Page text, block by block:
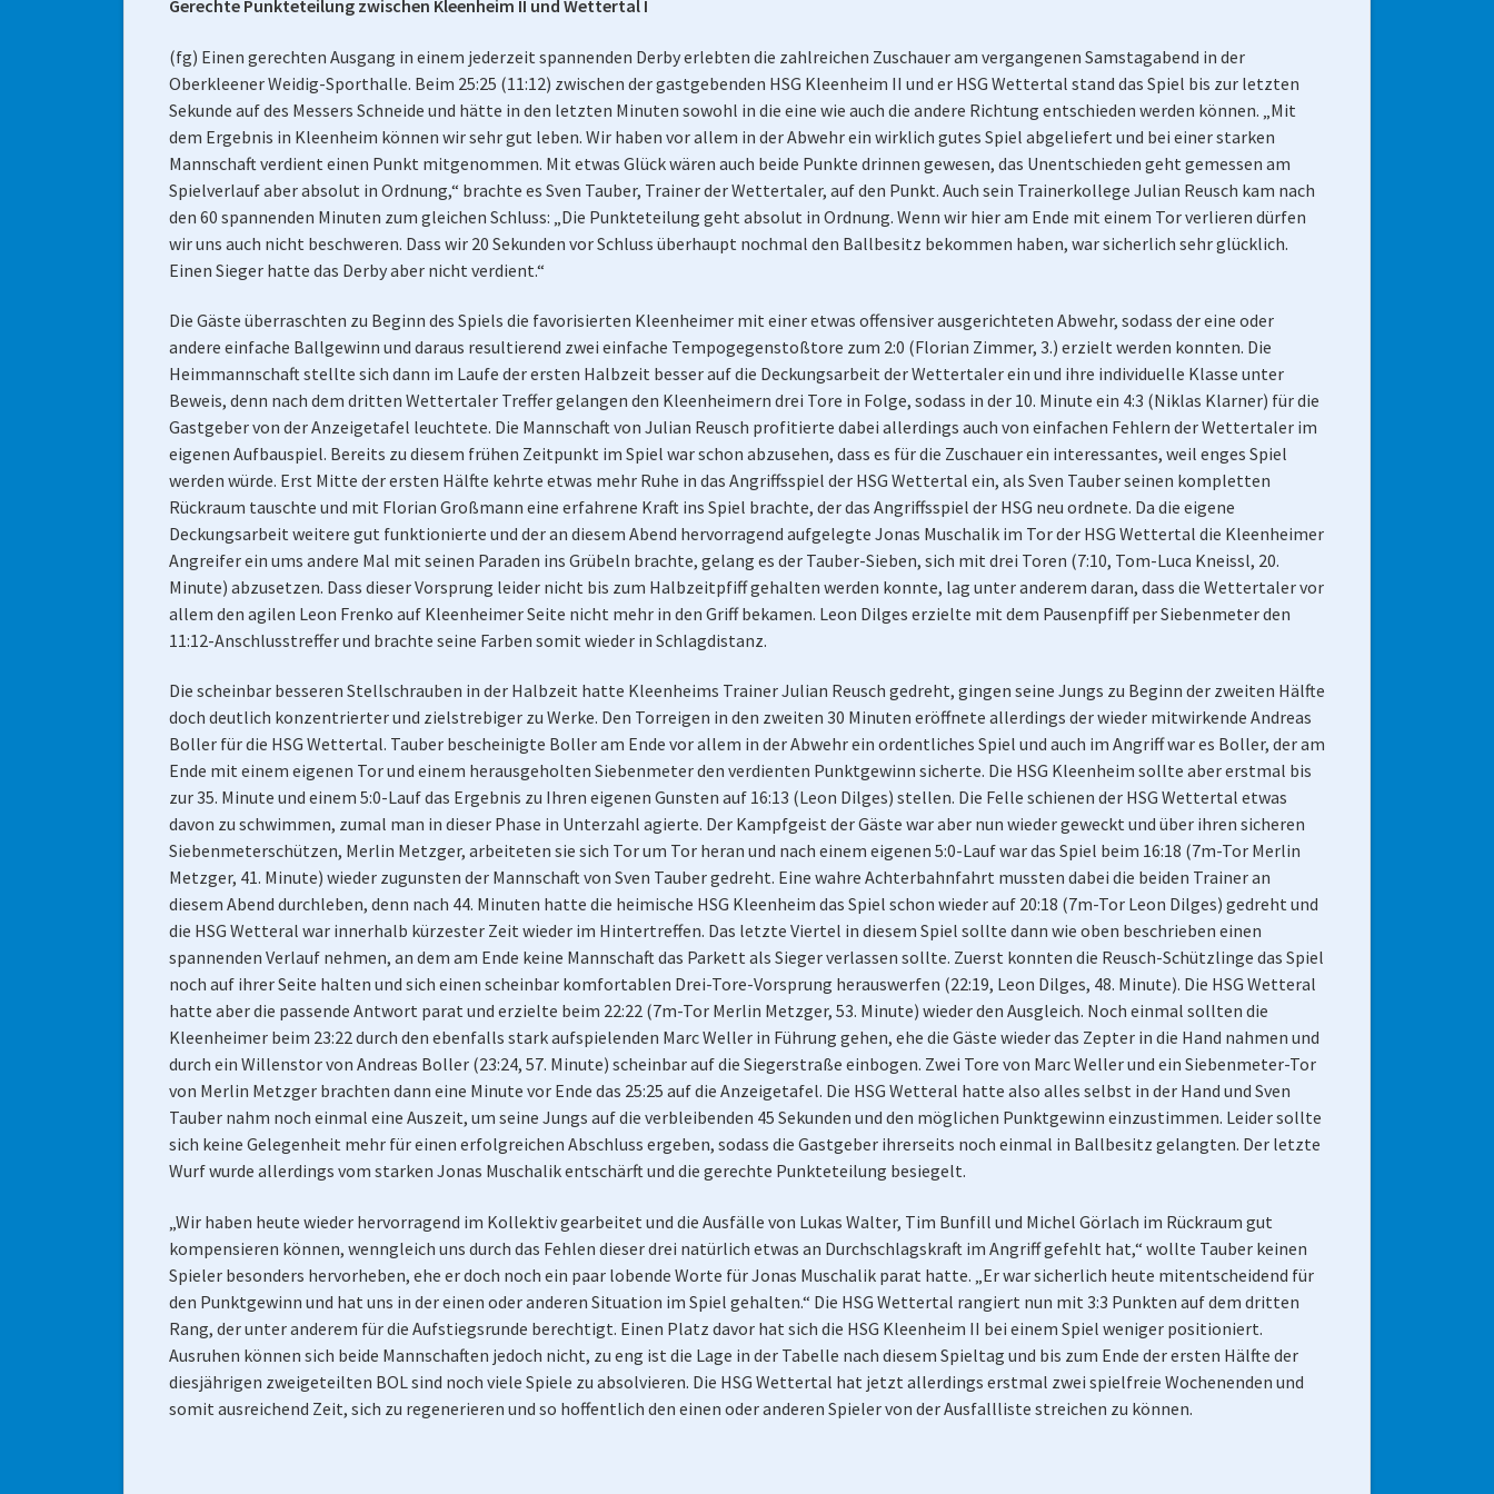
Gerechte Punkteteilung zwischen Kleenheim II und Wettertal I
(fg) Einen gerechten Ausgang in einem jederzeit spannenden Derby erlebten die zahlreichen Zuschauer am vergangenen Samstagabend in der
Oberkleener Weidig-Sporthalle. Beim 25:25 (11:12) zwischen der gastgebenden HSG Kleenheim II und er HSG Wettertal stand das Spiel bis zur letzten
Sekunde auf des Messers Schneide und hätte in den letzten Minuten sowohl in die eine wie auch die andere Richtung entschieden werden können. „Mit
dem Ergebnis in Kleenheim können wir sehr gut leben. Wir haben vor allem in der Abwehr ein wirklich gutes Spiel abgeliefert und bei einer starken
Mannschaft verdient einen Punkt mitgenommen. Mit etwas Glück wären auch beide Punkte drinnen gewesen, das Unentschieden geht gemessen am
Spielverlauf aber absolut in Ordnung,“ brachte es Sven Tauber, Trainer der Wettertaler, auf den Punkt. Auch sein Trainerkollege Julian Reusch kam nach
den 60 spannenden Minuten zum gleichen Schluss: „Die Punkteteilung geht absolut in Ordnung. Wenn wir hier am Ende mit einem Tor verlieren dürfen
wir uns auch nicht beschweren. Dass wir 20 Sekunden vor Schluss überhaupt nochmal den Ballbesitz bekommen haben, war sicherlich sehr glücklich.
Einen Sieger hatte das Derby aber nicht verdient.“
Die Gäste überraschten zu Beginn des Spiels die favorisierten Kleenheimer mit einer etwas offensiver ausgerichteten Abwehr, sodass der eine oder
andere einfache Ballgewinn und daraus resultierend zwei einfache Tempogegenstoßtore zum 2:0 (Florian Zimmer, 3.) erzielt werden konnten. Die
Heimmannschaft stellte sich dann im Laufe der ersten Halbzeit besser auf die Deckungsarbeit der Wettertaler ein und ihre individuelle Klasse unter
Beweis, denn nach dem dritten Wettertaler Treffer gelangen den Kleenheimern drei Tore in Folge, sodass in der 10. Minute ein 4:3 (Niklas Klarner) für die
Gastgeber von der Anzeigetafel leuchtete. Die Mannschaft von Julian Reusch profitierte dabei allerdings auch von einfachen Fehlern der Wettertaler im
eigenen Aufbauspiel. Bereits zu diesem frühen Zeitpunkt im Spiel war schon abzusehen, dass es für die Zuschauer ein interessantes, weil enges Spiel
werden würde. Erst Mitte der ersten Hälfte kehrte etwas mehr Ruhe in das Angriffsspiel der HSG Wettertal ein, als Sven Tauber seinen kompletten
Rückraum tauschte und mit Florian Großmann eine erfahrene Kraft ins Spiel brachte, der das Angriffsspiel der HSG neu ordnete. Da die eigene
Deckungsarbeit weitere gut funktionierte und der an diesem Abend hervorragend aufgelegte Jonas Muschalik im Tor der HSG Wettertal die Kleenheimer
Angreifer ein ums andere Mal mit seinen Paraden ins Grübeln brachte, gelang es der Tauber-Sieben, sich mit drei Toren (7:10, Tom-Luca Kneissl, 20.
Minute) abzusetzen. Dass dieser Vorsprung leider nicht bis zum Halbzeitpfiff gehalten werden konnte, lag unter anderem daran, dass die Wettertaler vor
allem den agilen Leon Frenko auf Kleenheimer Seite nicht mehr in den Griff bekamen. Leon Dilges erzielte mit dem Pausenpfiff per Siebenmeter den
11:12-Anschlusstreffer und brachte seine Farben somit wieder in Schlagdistanz.
Die scheinbar besseren Stellschrauben in der Halbzeit hatte Kleenheims Trainer Julian Reusch gedreht, gingen seine Jungs zu Beginn der zweiten Hälfte
doch deutlich konzentrierter und zielstrebiger zu Werke. Den Torreigen in den zweiten 30 Minuten eröffnete allerdings der wieder mitwirkende Andreas
Boller für die HSG Wettertal. Tauber bescheinigte Boller am Ende vor allem in der Abwehr ein ordentliches Spiel und auch im Angriff war es Boller, der am
Ende mit einem eigenen Tor und einem herausgeholten Siebenmeter den verdienten Punktgewinn sicherte. Die HSG Kleenheim sollte aber erstmal bis
zur 35. Minute und einem 5:0-Lauf das Ergebnis zu Ihren eigenen Gunsten auf 16:13 (Leon Dilges) stellen. Die Felle schienen der HSG Wettertal etwas
davon zu schwimmen, zumal man in dieser Phase in Unterzahl agierte. Der Kampfgeist der Gäste war aber nun wieder geweckt und über ihren sicheren
Siebenmeterschützen, Merlin Metzger, arbeiteten sie sich Tor um Tor heran und nach einem eigenen 5:0-Lauf war das Spiel beim 16:18 (7m-Tor Merlin
Metzger, 41. Minute) wieder zugunsten der Mannschaft von Sven Tauber gedreht. Eine wahre Achterbahnfahrt mussten dabei die beiden Trainer an
diesem Abend durchleben, denn nach 44. Minuten hatte die heimische HSG Kleenheim das Spiel schon wieder auf 20:18 (7m-Tor Leon Dilges) gedreht und
die HSG Wetteral war innerhalb kürzester Zeit wieder im Hintertreffen. Das letzte Viertel in diesem Spiel sollte dann wie oben beschrieben einen
spannenden Verlauf nehmen, an dem am Ende keine Mannschaft das Parkett als Sieger verlassen sollte. Zuerst konnten die Reusch-Schützlinge das Spiel
noch auf ihrer Seite halten und sich einen scheinbar komfortablen Drei-Tore-Vorsprung herauswerfen (22:19, Leon Dilges, 48. Minute). Die HSG Wetteral
hatte aber die passende Antwort parat und erzielte beim 22:22 (7m-Tor Merlin Metzger, 53. Minute) wieder den Ausgleich. Noch einmal sollten die
Kleenheimer beim 23:22 durch den ebenfalls stark aufspielenden Marc Weller in Führung gehen, ehe die Gäste wieder das Zepter in die Hand nahmen und
durch ein Willenstor von Andreas Boller (23:24, 57. Minute) scheinbar auf die Siegerstraße einbogen. Zwei Tore von Marc Weller und ein Siebenmeter-Tor
von Merlin Metzger brachten dann eine Minute vor Ende das 25:25 auf die Anzeigetafel. Die HSG Wetteral hatte also alles selbst in der Hand und Sven
Tauber nahm noch einmal eine Auszeit, um seine Jungs auf die verbleibenden 45 Sekunden und den möglichen Punktgewinn einzustimmen. Leider sollte
sich keine Gelegenheit mehr für einen erfolgreichen Abschluss ergeben, sodass die Gastgeber ihrerseits noch einmal in Ballbesitz gelangten. Der letzte
Wurf wurde allerdings vom starken Jonas Muschalik entschärft und die gerechte Punkteteilung besiegelt.
„Wir haben heute wieder hervorragend im Kollektiv gearbeitet und die Ausfälle von Lukas Walter, Tim Bunfill und Michel Görlach im Rückraum gut
kompensieren können, wenngleich uns durch das Fehlen dieser drei natürlich etwas an Durchschlagskraft im Angriff gefehlt hat,“ wollte Tauber keinen
Spieler besonders hervorheben, ehe er doch noch ein paar lobende Worte für Jonas Muschalik parat hatte. „Er war sicherlich heute mitentscheidend für
den Punktgewinn und hat uns in der einen oder anderen Situation im Spiel gehalten.“ Die HSG Wettertal rangiert nun mit 3:3 Punkten auf dem dritten
Rang, der unter anderem für die Aufstiegsrunde berechtigt. Einen Platz davor hat sich die HSG Kleenheim II bei einem Spiel weniger positioniert.
Ausruhen können sich beide Mannschaften jedoch nicht, zu eng ist die Lage in der Tabelle nach diesem Spieltag und bis zum Ende der ersten Hälfte der
diesjährigen zweigeteilten BOL sind noch viele Spiele zu absolvieren. Die HSG Wettertal hat jetzt allerdings erstmal zwei spielfreie Wochenenden und
somit ausreichend Zeit, sich zu regenerieren und so hoffentlich den einen oder anderen Spieler von der Ausfallliste streichen zu können.